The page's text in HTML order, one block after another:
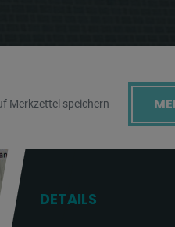
Merkzettel speichern
DETAILS